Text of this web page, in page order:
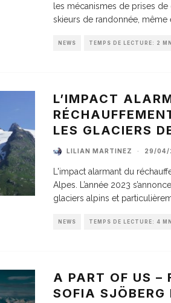
les mécanismes de prises
skieurs de randonnée, même
NEWS TEMPS DE LECTURE: 2 MN
L’IMPACT
LES GLACIERS
LILIAN MARTINEZ · 29/04/
L'impact alarmant du
Alpes. L’année 2023
glaciers alpins et
NEWS TEMPS DE LECTURE: 4 MN
A PART OF US –
SOFIA